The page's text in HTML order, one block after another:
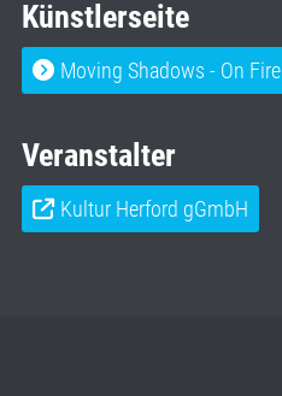
Künstlerseite
Moving Shadows - On Fire
Veranstalter
Kultur Herford gGmbH